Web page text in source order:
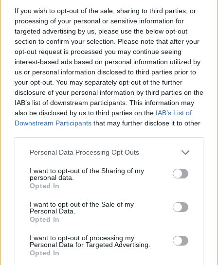
If you wish to opt-out of the sale, sharing to third parties, or
processing of your personal or sensitive information for
targeted advertising by us, please use the below opt-out
section to confirm your selection. Please note that after your
opt-out request is processed you may continue seeing
interest-based ads based on personal information utilized by
us or personal information disclosed to third parties prior to
your opt-out. You may separately opt-out of the further
disclosure of your personal information by third parties on the
IAB’s list of downstream participants. This information may
also be disclosed by us to third parties on the IAB’s List of
Downstream Participants that may further disclose it to other
Please note that this website/app uses one or more Google
not limited to your visit or usage behaviour. You may click to
grant or deny consent to Google and its third-party tags to
use your data for below specified purposes in below Google
consent section.
Personal Data Processing Opt Outs
I want to opt-out of the Sharing of my
personal data.
Opted In
I want to opt-out of the Sale of my
Personal Data.
Opted In
I want to opt-out of processing my
Personal Data for Targeted Advertising.
Opted In
Meccs Center
Leeds UnitedvsManchester
United
Croke Park, Dublin
2026-08-12 20:30
2 nap 15 óra 16 perc 6 másodperc
ELŐZŐ MÉRKŐZÉSEK
Támogatás